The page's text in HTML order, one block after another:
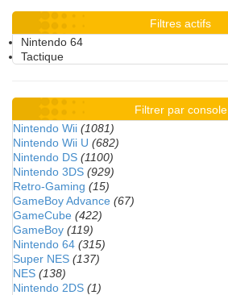
Filtres actifs
Nintendo 64
Tactique
Filtrer par console
Nintendo Wii (1081)
Nintendo Wii U (682)
Nintendo DS (1100)
Nintendo 3DS (929)
Retro-Gaming (15)
GameBoy Advance (67)
GameCube (422)
GameBoy (119)
Nintendo 64 (315)
Super NES (137)
NES (138)
Nintendo 2DS (1)